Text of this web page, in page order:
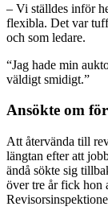
– Vi ställdes inför
flexibla. Det var
och som ledare.
“Jag hade min
väldigt smidigt.”
Ansökte om
Att återvända till
längtan efter att
ändå sökte sig
över tre år fick hon